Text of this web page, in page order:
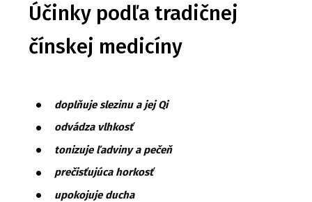
Účinky podľa tradičnej
čínskej medicíny
doplňuje slezinu a jej Qi
odvádza vlhkosť
tonizuje ľadviny a pečeň
prečisťujúca horkosť
upokojuje ducha